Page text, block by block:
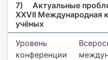
7)
Актуальные
XXVII Международная
учёных
Уровень
конференции